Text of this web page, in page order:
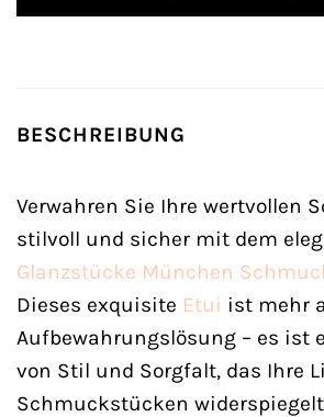
BESCHREIBUNG
Verwahren Sie Ihre wertvollen
stilvoll und sicher mit dem
Glanzstücke München
Dieses exquisite Etui ist mehr
Aufbewahrungslösung – es ist
von Stil und Sorgfalt, das Ihre
Schmuckstücken